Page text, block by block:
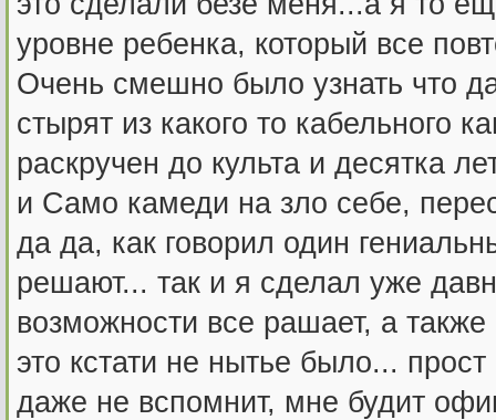
уровне ребенка, который все
Очень смешно было узнать что
стырят из какого то кабельного
раскручен до культа и десятка
и Само камеди на зло себе,
да да, как говорил один
решают... так и я сделал уже
возможности все рашает, а
это кстати не нытье было...
даже не вспомнит, мне будит